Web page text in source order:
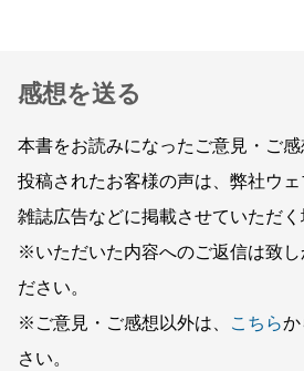
感想を送る
本書をお読みになったご意見・ご感
投稿されたお客様の声は、弊社ウェ
雑誌広告などに掲載させていただく
※いただいた内容へのご返信は致し
ださい。
※ご意見・ご感想以外は、
こちらか
さい。